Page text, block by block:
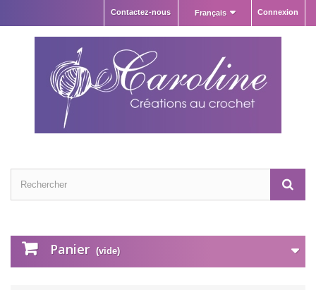
Connexion
Français
Contactez-nous
Panier (vide)